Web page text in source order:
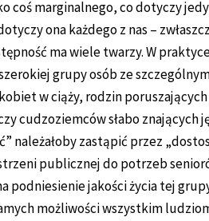
coś marginalnego, co dotyczy
ona każdego z nas –
ma wiele twarzy. W
grupy osób ze
w ciąży, rodzin poruszających
cudzoziemców słabo znających
należałoby zastąpić przez
publicznej do potrzeb
podniesienie jakości życia tej
możliwości wszystkim